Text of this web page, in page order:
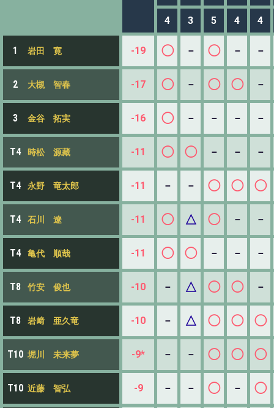
4 3 5 4 4
1 岩田 寛 -19 ◯ － ◯ － －
2 大槻 智春 -17 ◯ － ◯ ◯ －
3 金谷 拓実 -16 ◯ － － － －
T4 時松 源藏 -11 ◯ ◯ － － －
T4 永野 竜太郎 -11 － － ◯ ◯ ◯
T4 石川 遼 -11 ◯ △ ◯ － －
T4 亀代 順哉 -11 ◯ ◯ － － －
T8 竹安 俊也 -10 － △ ◯ ◯ －
T8 岩﨑 亜久竜 -10 － △ ◯ ◯ ◯
T10 堀川 未来夢 -9* － － ◯ ◯ ◯
T10 近藤 智弘 -9 － － ◯ － ◯